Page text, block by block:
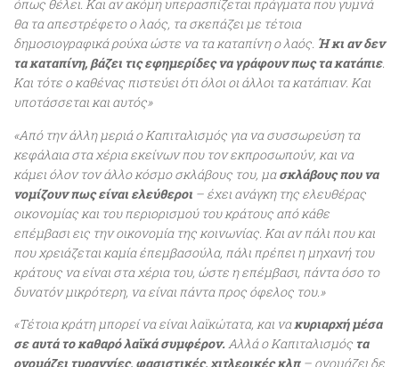
όπως θέλει. Και αν ακόμη υπερασπίζεται πράγματα που γυμνά
θα τα απεστρέφετο ο λαός, τα σκεπάζει με τέτοια
δημοσιογραφικά ρούχα ώστε να τα καταπίνη ο λαός. Ή κι αν δεν
τα καταπίνη, βάζει τις εφημερίδες να γράφουν πως τα κατάπιε.
Και τότε ο καθένας πιστεύει ότι όλοι οι άλλοι τα κατάπιαν. Και
υποτάσσεται και αυτός»
«Από την άλλη μεριά ο Καπιταλισμός για να συσσωρεύση τα
κεφάλαια στα χέρια εκείνων που τον εκπροσωπούν, και να
κάμει όλον τον άλλο κόσμο σκλάβους του, μασκλάβους που να
νομίζουν πως είναι ελεύθεροι – έχει ανάγκη της ελευθέρας
οικονομίας και του περιορισμού του κράτους από κάθε
επέμβασι εις την οικονομία της κοινωνίας. Και αν πάλι που και
που χρειάζεται καμία έπεμβασούλα, πάλι πρέπει η μηχανή του
κράτους να είναι στα χέρια του, ώστε η επέμβασι, πάντα όσο το
δυνατόν μικρότερη, να είναι πάντα προς όφελος του.»
«Τέτοια κράτη μπορεί να είναι λαϊκώτατα, και νακυριαρχή μέσα
σε αυτά το καθαρό λαϊκά συμφέρον. Αλλά ο Καπιταλισμός τα
ονομάζει τυραννίες, φασιστικές, χιτλερικές κλπ– ονομάζει δε